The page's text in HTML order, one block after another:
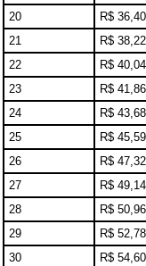
20
R$ 36,40
21
R$ 38,22
22
R$ 40,04
23
R$ 41,86
24
R$ 43,68
25
R$ 45,59
26
R$ 47,32
27
R$ 49,14
28
R$ 50,96
29
R$ 52,78
30
R$ 54,60